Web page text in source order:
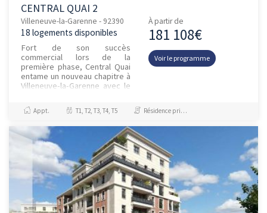
CENTRAL QUAI 2
Villeneuve-la-Garenne - 92390
18 logements disponibles
Fort de son succès
commercial lors de la
première phase, Central Quai
entame un nouveau chapitre à
Villeneuve-la-Garenne avec le
phase. Ce nouvel ensemble
résidentie...
À partir de
181 108€
Voir le programme
Appt. T1, T2, T3, T4, T5 Résidence principale / PTZ